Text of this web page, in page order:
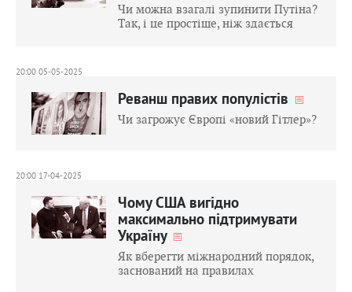
Чи можна взагалі зупинити Путіна?
Так, і це простіше, ніж здається
20:00 05-05-2025
Реванш правих популістів
Чи загрожує Європі «новий Гітлер»?
20:00 17-04-2025
Чому США вигідно
максимально підтримувати
Україну
Як вберегти міжнародний порядок,
заснований на правилах